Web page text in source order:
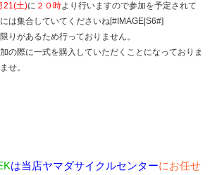
21(土)に ２０時より行いますので参加を予定されて
は集合していてくださいね[#IMAGE|S6#]
りがあるため行っておりません。
の際に一式を購入していただくことになっておりま
せ。
は当店ヤマダサイクルセンターにお任せ